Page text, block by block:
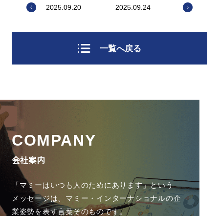
2025.09.20 2025.09.24
一覧へ戻る
COMPANY
会社案内
「マミーはいつも人のためにあります」という
メッセージは、 マミー・インターナショナルの企
業姿勢を表す言葉そのものです。